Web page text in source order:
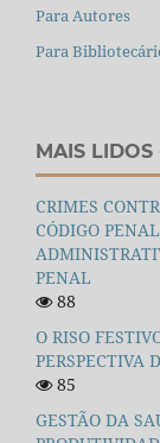
Para Autores
Para
MAIS
CRIMES
CÓDIGO
PENAL
88
O RISO
85
GESTÃO DA